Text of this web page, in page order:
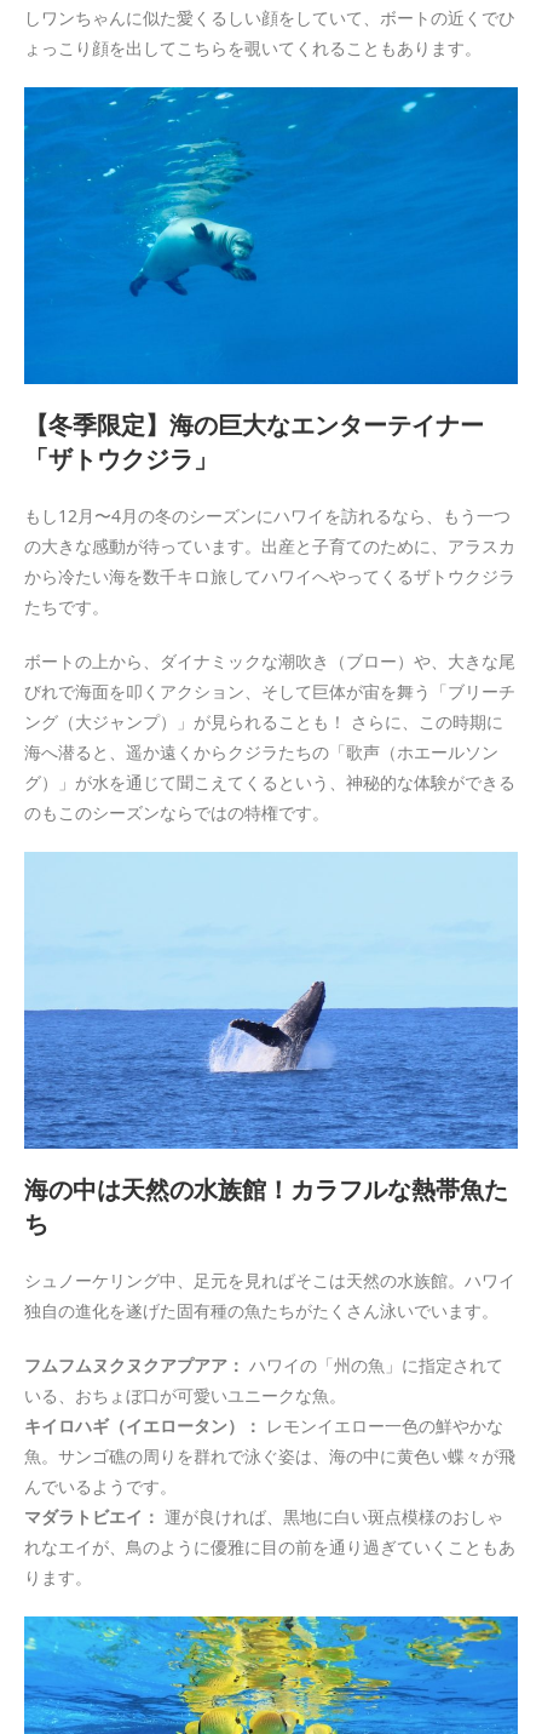
しワンちゃんに似た愛くるしい顔をしていて、ボートの近くでひ
ょっこり顔を出してこちらを覗いてくれることもあります。
【冬季限定】海の巨大なエンターテイナー
「ザトウクジラ」
もし12月〜4月の冬のシーズンにハワイを訪れるなら、もう一つ
の大きな感動が待っています。出産と子育てのために、アラスカ
から冷たい海を数千キロ旅してハワイへやってくるザトウクジラ
たちです。
ボートの上から、ダイナミックな潮吹き（ブロー）や、大きな尾
びれで海面を叩くアクション、そして巨体が宙を舞う「ブリーチ
ング（大ジャンプ）」が見られることも！ さらに、この時期に
海へ潜ると、遥か遠くからクジラたちの「歌声（ホエールソン
グ）」が水を通じて聞こえてくるという、神秘的な体験ができる
のもこのシーズンならではの特権です。
海の中は天然の水族館！カラフルな熱帯魚た
ち
シュノーケリング中、足元を見ればそこは天然の水族館。ハワイ
独自の進化を遂げた固有種の魚たちがたくさん泳いでいます。
フムフムヌクヌクアプアア： ハワイの「州の魚」に指定されて
いる、おちょぼ口が可愛いユニークな魚。
キイロハギ（イエロータン）： レモンイエロー一色の鮮やかな
魚。サンゴ礁の周りを群れで泳ぐ姿は、海の中に黄色い蝶々が飛
んでいるようです。
マダラトビエイ： 運が良ければ、黒地に白い斑点模様のおしゃ
れなエイが、鳥のように優雅に目の前を通り過ぎていくこともあ
ります。